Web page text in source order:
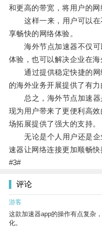
和更高的带宽，将用户的网
这样一来，用户可以在
享畅快的网络体验。
海外节点加速器不仅可
体验，也可以解决企业在海
通过提供稳定快捷的网
的海外业务开展提供了有
总之，海外节点加速器
现为用户带来了更便利高
场拓展提供了强大的支持。
无论是个人用户还是企
速器让网络连接更加顺畅快
#3#
评论
游客
这款加速器app的操作有点复杂
化。